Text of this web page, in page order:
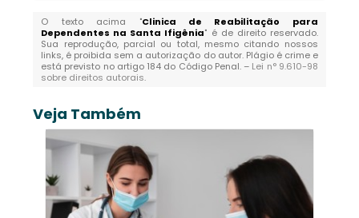
O texto acima "Clinica de Reabilitação para
Dependentes na Santa Ifigênia" é de direito reservado.
Sua reprodução, parcial ou total, mesmo citando nossos
links, é proibida sem a autorização do autor. Plágio é crime e
está previsto no artigo 184 do Código Penal. – Lei n° 9.610-98
sobre direitos autorais.
Veja Também